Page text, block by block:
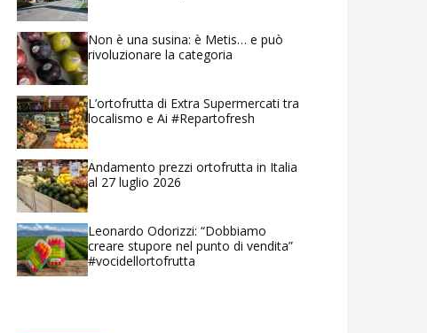
Non è una susina: è Metis… e può
rivoluzionare la categoria
L’ortofrutta di Extra Supermercati tra
localismo e Ai #Repartofresh
Andamento prezzi ortofrutta in Italia
al 27 luglio 2026
Leonardo Odorizzi: “Dobbiamo
creare stupore nel punto di vendita”
#vocidellortofrutta